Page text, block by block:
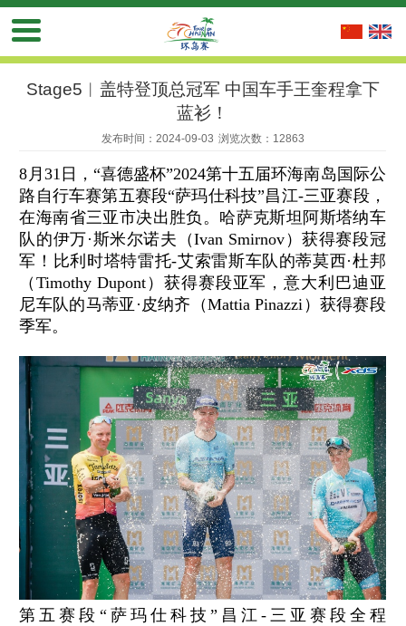
Stage5︱盖特登顶总冠军 中国车手王奎程拿下
蓝衫！
发布时间：2024-09-03 浏览次数：12863
8月31日，“喜德盛杯”2024第十五届环海南岛国际公
路自行车赛第五赛段“萨玛仕科技”昌江-三亚赛段，
在海南省三亚市决出胜负。哈萨克斯坦阿斯塔纳车
队的伊万·斯米尔诺夫（Ivan Smirnov）获得赛段冠
军！比利时塔特雷托-艾索雷斯车队的蒂莫西·杜邦
（Timothy Dupont）获得赛段亚军，意大利巴迪亚
尼车队的马蒂亚·皮纳齐（Mattia Pinazzi）获得赛段
季军。
第五赛段“萨玛仕科技”昌江-三亚赛段全程